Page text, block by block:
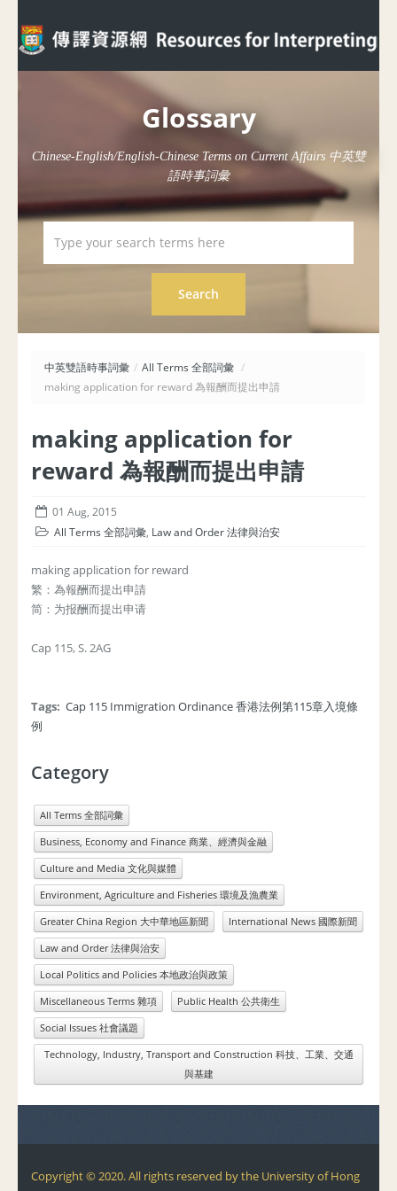
Glossary
Chinese-English/English-Chinese Terms on Current Affairs 中英雙
語時事詞彙
中英雙語時事詞彙 / All Terms 全部詞彙 /
making application for reward 為報酬而提出申請
making application for
reward 為報酬而提出申請
01 Aug, 2015
All Terms 全部詞彙, Law and Order 法律與治安
making application for reward
繁：為報酬而提出申請
简：为报酬而提出申请
Cap 115, S. 2AG
Tags: Cap 115 Immigration Ordinance 香港法例第115章入境條
例
Category
All Terms 全部詞彙
Business, Economy and Finance 商業、經濟與金融
Culture and Media 文化與媒體
Environment, Agriculture and Fisheries 環境及漁農業
Greater China Region 大中華地區新聞
International News 國際新聞
Law and Order 法律與治安
Local Politics and Policies 本地政治與政策
Miscellaneous Terms 雜項
Public Health 公共衛生
Social Issues 社會議題
Technology, Industry, Transport and Construction 科技、工業、交通
與基建
Copyright © 2020. All rights reserved by the University of Hong